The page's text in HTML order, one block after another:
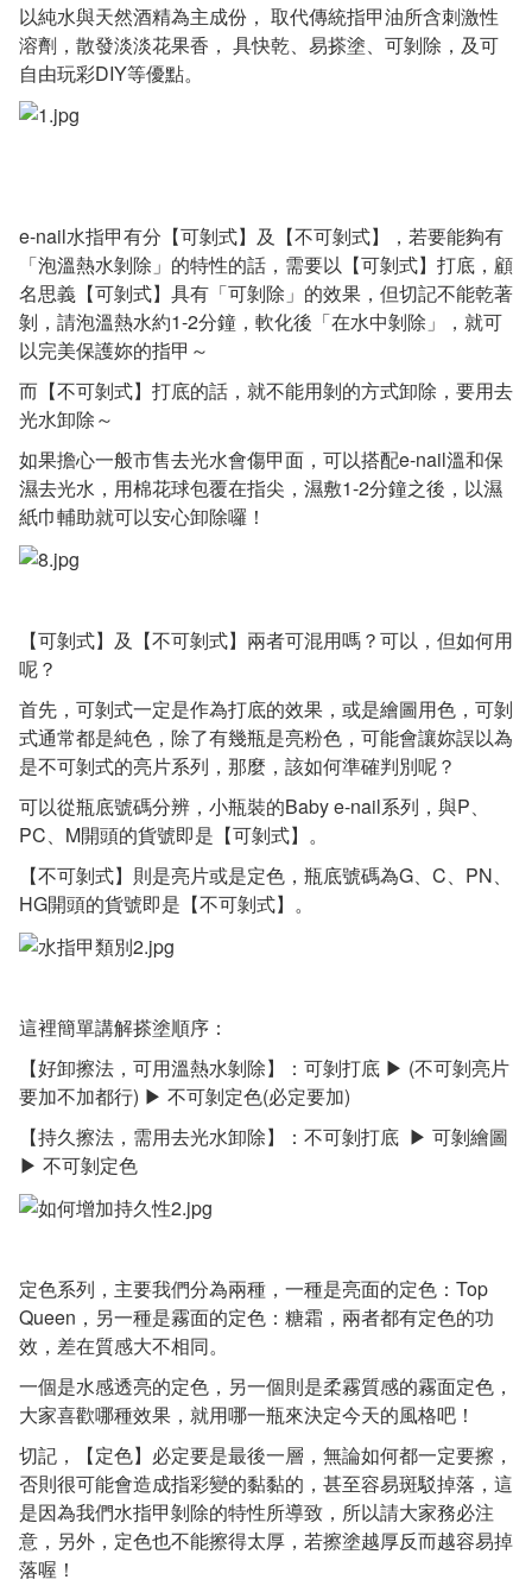
以純水與天然酒精為主成份， 取代傳統指甲油所含刺激性
溶劑，散發淡淡花果香， 具快乾、易搽塗、可剝除，及可
自由玩彩DIY等優點。
e-nail水指甲有分【可剝式】及【不可剝式】，若要能夠有
「泡溫熱水剝除」的特性的話，需要以【可剝式】打底，顧
名思義【可剝式】具有「可剝除」的效果，但切記不能乾著
剝，請泡溫熱水約1-2分鐘，軟化後「在水中剝除」，就可
以完美保護妳的指甲～
而【不可剝式】打底的話，就不能用剝的方式卸除，要用去
光水卸除～
如果擔心一般市售去光水會傷甲面，可以搭配e-nail溫和保
濕去光水，用棉花球包覆在指尖，濕敷1-2分鐘之後，以濕
紙巾輔助就可以安心卸除囉！
【可剝式】及【不可剝式】兩者可混用嗎？可以，但如何用
呢？
首先，可剝式一定是作為打底的效果，或是繪圖用色，可剝
式通常都是純色，除了有幾瓶是亮粉色，可能會讓妳誤以為
是不可剝式的亮片系列，那麼，該如何準確判別呢？
可以從瓶底號碼分辨，小瓶裝的Baby e-nail系列，與P、
PC、M開頭的貨號即是【可剝式】。
【不可剝式】則是亮片或是定色，瓶底號碼為G、C、PN、
HG開頭的貨號即是【不可剝式】。
這裡簡單講解搽塗順序：
【好卸擦法，可用溫熱水剝除】：可剝打底 ▶ (不可剝亮片
要加不加都行) ▶ 不可剝定色(必定要加)
【持久擦法，需用去光水卸除】：不可剝打底 ▶ 可剝繪圖
▶ 不可剝定色
定色系列，主要我們分為兩種，一種是亮面的定色：Top
Queen，另一種是霧面的定色：糖霜，兩者都有定色的功
效，差在質感大不相同。
一個是水感透亮的定色，另一個則是柔霧質感的霧面定色，
大家喜歡哪種效果，就用哪一瓶來決定今天的風格吧！
切記，【定色】必定要是最後一層，無論如何都一定要擦，
否則很可能會造成指彩變的黏黏的，甚至容易斑駁掉落，這
是因為我們水指甲剝除的特性所導致，所以請大家務必注
意，另外，定色也不能擦得太厚，若擦塗越厚反而越容易掉
落喔！